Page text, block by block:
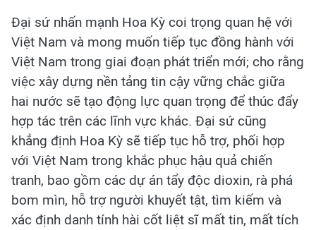
Đại sứ nhấn mạnh Hoa Kỳ coi trọng quan hệ với
Việt Nam và mong muốn tiếp tục đồng hành với
Việt Nam trong giai đoạn phát triển mới; cho rằng
việc xây dựng nền tảng tin cậy vững chắc giữa
hai nước sẽ tạo động lực quan trọng để thúc đẩy
hợp tác trên các lĩnh vực khác. Đại sứ cũng
khẳng định Hoa Kỳ sẽ tiếp tục hỗ trợ, phối hợp
với Việt Nam trong khắc phục hậu quả chiến
tranh, bao gồm các dự án tẩy độc dioxin, rà phá
bom mìn, hỗ trợ người khuyết tật, tìm kiếm và
xác định danh tính hài cốt liệt sĩ mất tin, mất tích